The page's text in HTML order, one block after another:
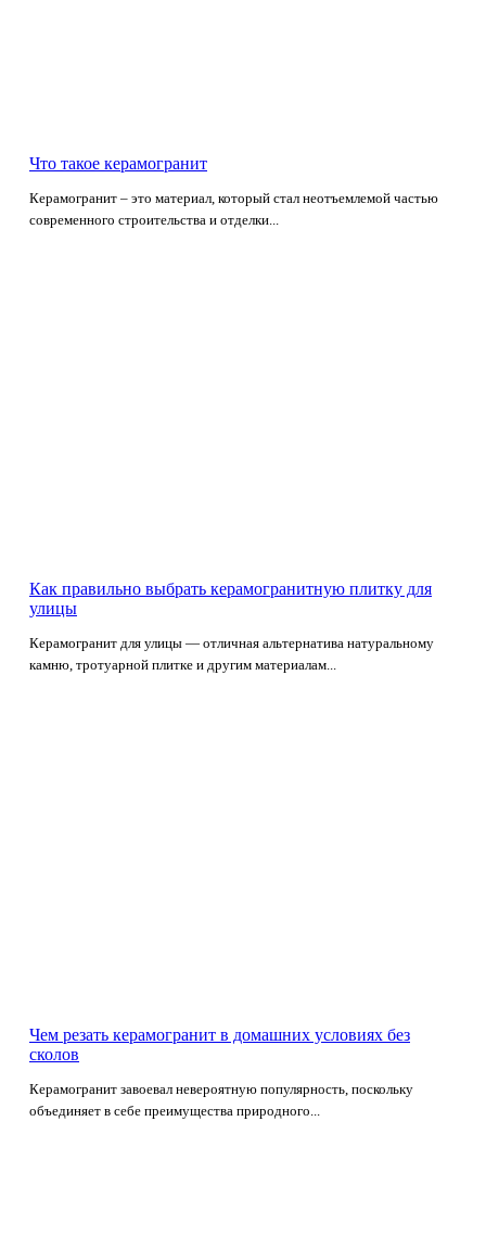
Что такое керамогранит
Керамогранит – это материал, который стал неотъемлемой частью
современного строительства и отделки...
Как правильно выбрать керамогранитную плитку для
улицы
Керамогранит для улицы — отличная альтернатива натуральному
камню, тротуарной плитке и другим материалам...
Чем резать керамогранит в домашних условиях без
сколов
Керамогранит завоевал невероятную популярность, поскольку
объединяет в себе преимущества природного...